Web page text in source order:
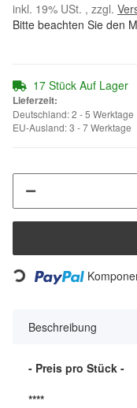
inkl. 19% USt. , zzgl.
Bitte beachten Sie den
17 Stück Auf Lager
Lieferzeit:
Deutschland: 2 - 5 Werktage
EU-Ausland: 3 - 7 Werktage
Loading...
Beschreibung
- Preis pro Stück -
****